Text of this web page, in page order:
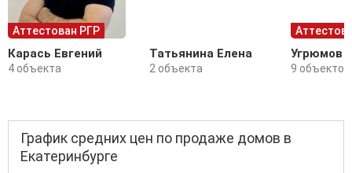
Аттестован РГР
Карась Евгений
4 объекта
Татьянина Елена
2 объекта
Угрюмов
9 объектов
График средних цен по продаже домов в
Екатеринбурге